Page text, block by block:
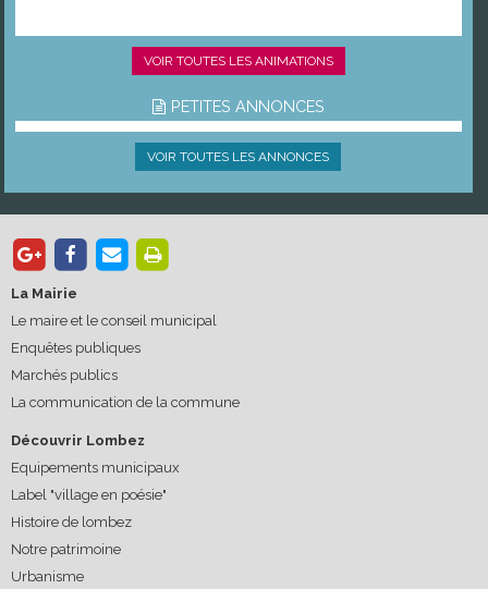
VOIR TOUTES LES ANIMATIONS
PETITES ANNONCES
VOIR TOUTES LES ANNONCES
La Mairie
Le maire et le conseil municipal
Enquêtes publiques
Marchés publics
La communication de la commune
Découvrir Lombez
Equipements municipaux
Label "village en poésie"
Histoire de lombez
Notre patrimoine
Urbanisme